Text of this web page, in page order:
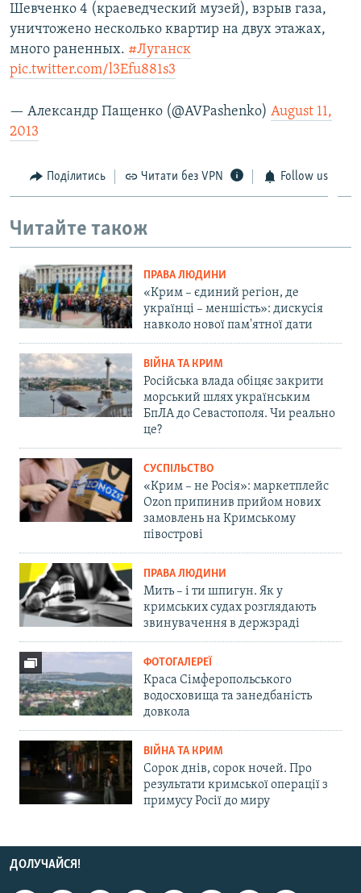
Шевченко 4 (краеведческий музей), взрыв газа,
уничтожено несколько квартир на двух этажах,
много раненных. #Луганск
pic.twitter.com/l3Efu881s3
— Александр Пащенко (@AVPashenko) August 11,
2013
Поділитись Читати без VPN Follow us
Читайте також
ПРАВА ЛЮДИНИ
«Крим – єдиний регіон, де
українці – меншість»: дискусія
навколо нової пам'ятної дати
ВІЙНА ТА КРИМ
Російська влада обіцяє закрити
морський шлях українським
БпЛА до Севастополя. Чи реально
це?
СУСПІЛЬСТВО
«Крим – не Росія»: маркетплейс
Ozon припинив прийом нових
замовлень на Кримському
півострові
ПРАВА ЛЮДИНИ
Мить – і ти шпигун. Як у
кримських судах розглядають
звинувачення в держзраді
ФОТОГАЛЕРЕЇ
Краса Сімферопольського
водосховища та занедбаність
довкола
ВІЙНА ТА КРИМ
Сорок днів, сорок ночей. Про
результати кримської операції з
примусу Росії до миру
ДОЛУЧАЙСЯ!